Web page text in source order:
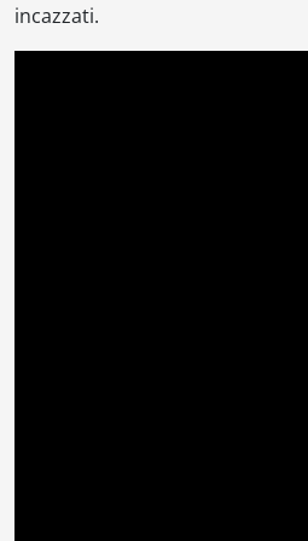
incazzati.